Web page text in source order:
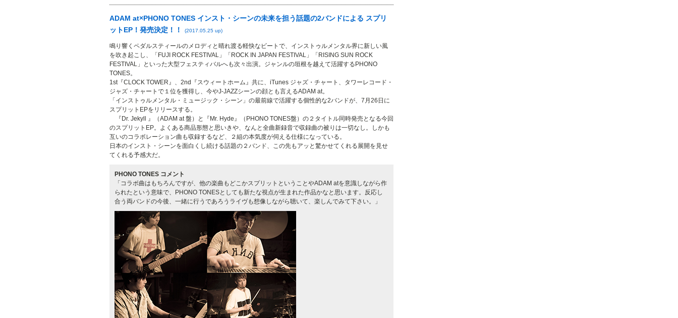
ADAM at×PHONO TONES インスト・シーンの未来を担う話題の2バンドによる スプリ
ットEP！発売決定！！
(2017.05.25 up)
鳴り響くペダルスティールのメロディと晴れ渡る軽快なビートで、インストゥルメンタル界に新しい風
を吹き起こし、「FUJI ROCK FESTIVAL」「ROCK IN JAPAN FESTIVAL」「RISING SUN ROCK
FESTIVAL」といった大型フェスティバルへも次々出演。ジャンルの垣根を越えて活躍するPHONO
TONES。
1st『CLOCK TOWER』、2nd『スウィートホーム』共に、iTunes ジャズ・チャート、タワーレコード・
ジャズ・チャートで１位を獲得し、今やJ-JAZZシーンの顔とも言えるADAM at。
「インストゥルメンタル・ミュージック・シーン」の最前線で活躍する個性的な2バンドが、7月26日に
スプリットEPをリリースする。
『Dr. Jekyll 』（ADAM at 盤）と『Mr. Hyde』（PHONO TONES盤）の２タイトル同時発売となる今回
のスプリットEP。よくある商品形態と思いきや、なんと全曲新録音で収録曲の被りは一切なし。しかも
互いのコラボレーション曲も収録するなど、２組の本気度が伺える仕様になっている。
日本のインスト・シーンを面白くし続ける話題の２バンド、この先もアッと驚かせてくれる展開を見せ
てくれる予感大だ。
PHONO TONES コメント
「コラボ曲はもちろんですが、他の楽曲もどこかスプリットということやADAM atを意識しながら作
られたという意味で、PHONO TONESとしても新たな視点が生まれた作品かなと思います。反応し
合う両バンドの今後、一緒に行うであろうライヴも想像しながら聴いて、楽しんでみて下さい。」